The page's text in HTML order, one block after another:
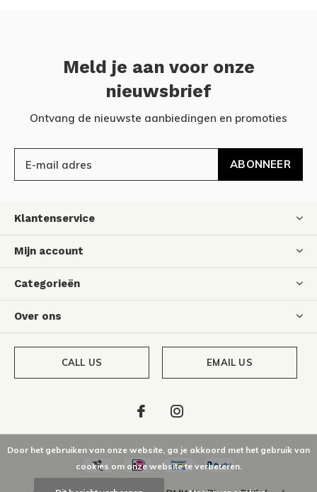
Meld je aan voor onze
nieuwsbrief
Ontvang de nieuwste aanbiedingen en promoties
ABONNEER
Klantenservice
Mijn account
Categorieën
Over ons
CALL US EMAIL US
Door het gebruiken van onze website, ga je akkoord met het gebruik van
cookies om onze website te verbeteren.